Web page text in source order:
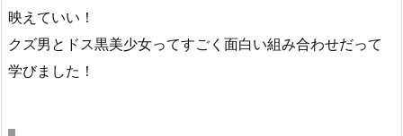
映えていい！
クズ男とドス黒美少女ってすごく面白い組み合わせだって
学びました！